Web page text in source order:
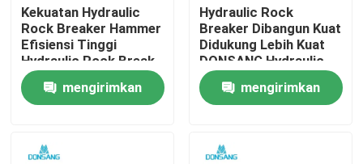
Rumah
Produk
Tampilan VR
Kekuatan Hydraulic
Rock Breaker Hammer
Efisiensi Tinggi
Hydraulic Rock Break
untuk Proyek
Konstruksi Tugas
Berat Dari Pemecahan
DONSANG Pemecah
Hidraulik Serbaguna
mengirimkan
Hydraulic Rock
Breaker Dibangun Kuat
Didukung Lebih Kuat
DONSANG Hydraulic
Breaker dengan 24/7
Support AhliHydraulic
Rock Hammer
Konstruksi
Manufaktur
mengirimkan